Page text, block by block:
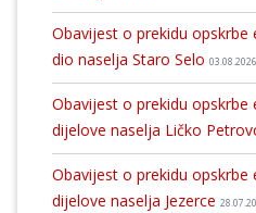
Obavijest o prekidu
dio naselja Staro Selo 03.08.2026
Obavijest o prekidu
dijelove naselja Ličko
Obavijest o prekidu
dijelove naselja Jezerce